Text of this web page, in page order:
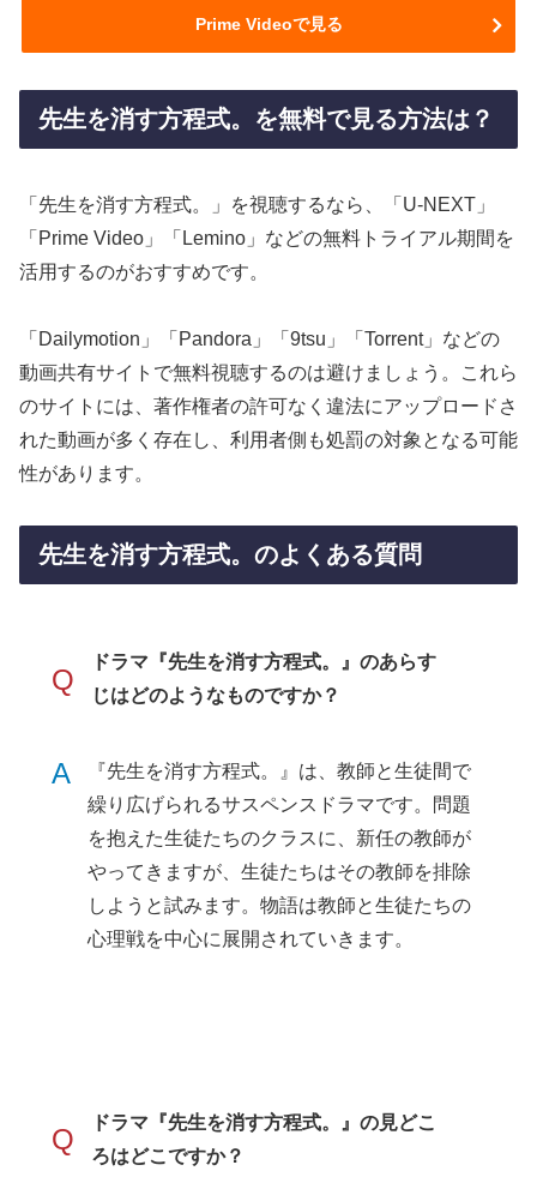
Prime Videoで見る
先生を消す方程式。を無料で見る方法は？
「先生を消す方程式。」を視聴するなら、「U-NEXT」
「Prime Video」「Lemino」などの無料トライアル期間を
活用するのがおすすめです。
「Dailymotion」「Pandora」「9tsu」「Torrent」などの
動画共有サイトで無料視聴するのは避けましょう。これら
のサイトには、著作権者の許可なく違法にアップロードさ
れた動画が多く存在し、利用者側も処罰の対象となる可能
性があります。
先生を消す方程式。のよくある質問
Q
ドラマ『先生を消す方程式。』のあらす
じはどのようなものですか？
A
『先生を消す方程式。』は、教師と生徒間で
繰り広げられるサスペンスドラマです。問題
を抱えた生徒たちのクラスに、新任の教師が
やってきますが、生徒たちはその教師を排除
しようと試みます。物語は教師と生徒たちの
心理戦を中心に展開されていきます。
Q
ドラマ『先生を消す方程式。』の見どこ
ろはどこですか？